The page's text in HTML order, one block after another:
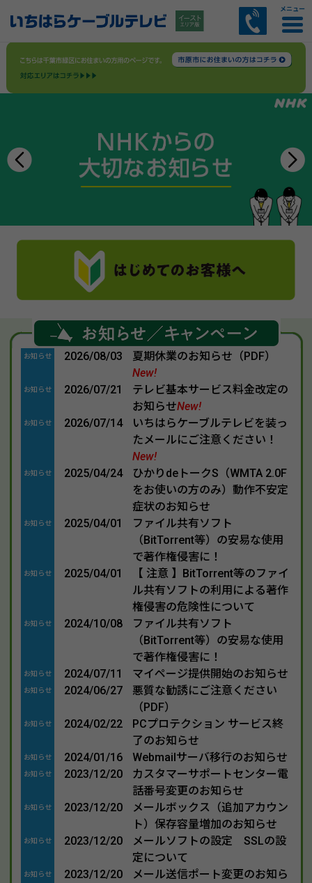
CATVサービス
あいチャンスマートTVのご案内
EASTテレビひかりサービス案内
多チャンネルパックサービス
コミュニティチャンネル
セットトップボックス（STB）のご案内
料金のご案内
インターネット
電話サービス
ケーブルプラス電話
ひかりdeトークS
ひかりdeトークF
その他サービス
AI防犯カメラサービス
マイページ
スマートWi-Fiサービス
リモートサポートサービス案内
訪問サポートサービス案内
セキュリティZサービス案内
トビラフォンサービス案内
あいチャンモバイル by LIBMOサービス案内
LIBMOサービス案内
お客様サポート
お知らせ 2026/08/03
夏期休業のお知らせ（PDF）
New!
お知らせ 2026/07/21
テレビ基本サービス料金改定の
お知らせNew!
お知らせ 2026/07/14
いちはらケーブルテレビを装っ
たメールにご注意ください！
New!
お知らせ 2025/04/24
ひかりdeトークS（WMTA 2.0F
をお使いの方のみ）動作不安定
症状のお知らせ
お知らせ 2025/04/01
ファイル共有ソフト
（BitTorrent等）の安易な使用
で著作権侵害に！
お知らせ 2025/04/01
【 注意 】BitTorrent等のファイ
ル共有ソフトの利用による著作
権侵害の危険性について
お知らせ 2024/10/08
ファイル共有ソフト
（BitTorrent等）の安易な使用
で著作権侵害に！
お知らせ 2024/07/11 マイページ提供開始のお知らせ
お知らせ 2024/06/27
悪質な勧誘にご注意ください
（PDF）
お知らせ 2024/02/22
PCプロテクション サービス終
了のお知らせ
お知らせ 2024/01/16 Webmailサーバ移行のお知らせ
お知らせ 2023/12/20
カスタマーサポートセンター電
話番号変更のお知らせ
お知らせ 2023/12/20
メールボックス（追加アカウン
ト）保存容量増加のお知らせ
お知らせ 2023/12/20
メールソフトの設定 SSLの設
定について
お知らせ 2023/12/20
メール送信ポート変更のお知ら